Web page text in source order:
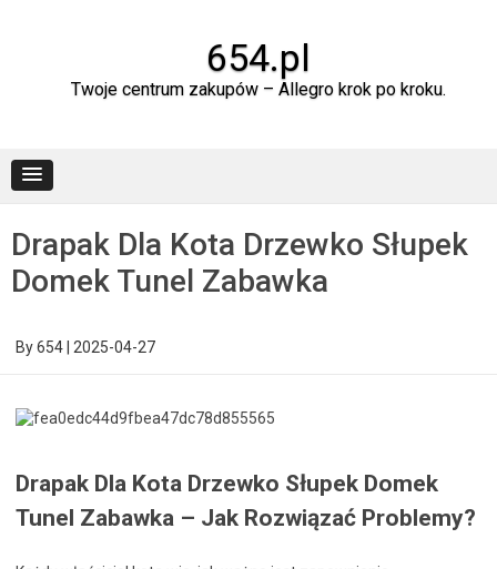
654.pl
Twoje centrum zakupów – Allegro krok po kroku.
Drapak Dla Kota Drzewko Słupek
Domek Tunel Zabawka
By654 2025-04-27
Drapak Dla Kota Drzewko Słupek Domek
Tunel Zabawka – Jak Rozwiązać Problemy?